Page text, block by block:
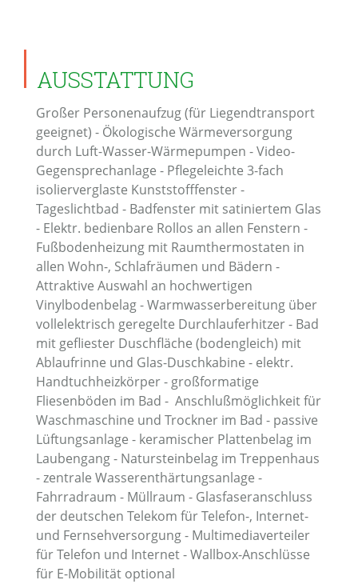
AUSSTATTUNG
Großer Personenaufzug (für Liegendtransport
geeignet) - Ökologische Wärmeversorgung
durch Luft-Wasser-Wärmepumpen - Video-
Gegensprechanlage - Pflegeleichte 3-fach
isolierverglaste Kunststofffenster -
Tageslichtbad - Badfenster mit satiniertem Glas
- Elektr. bedienbare Rollos an allen Fenstern -
Fußbodenheizung mit Raumthermostaten in
allen Wohn-, Schlafräumen und Bädern -
Attraktive Auswahl an hochwertigen
Vinylbodenbelag - Warmwasserbereitung über
vollelektrisch geregelte Durchlauferhitzer - Bad
mit gefliester Duschfläche (bodengleich) mit
Ablaufrinne und Glas-Duschkabine - elektr.
Handtuchheizkörper - großformatige
Fliesenböden im Bad - Anschlußmöglichkeit für
Waschmaschine und Trockner im Bad - passive
Lüftungsanlage - keramischer Plattenbelag im
Laubengang - Natursteinbelag im Treppenhaus
- zentrale Wasserenthärtungsanlage -
Fahrradraum - Müllraum - Glasfaseranschluss
der deutschen Telekom für Telefon-, Internet-
und Fernsehversorgung - Multimediaverteiler
für Telefon und Internet - Wallbox-Anschlüsse
für E-Mobilität optional